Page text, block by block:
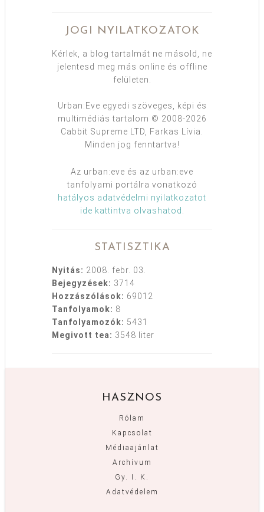
JOGI NYILATKOZATOK
Kérlek, a blog tartalmát ne másold, ne
jelentesd meg más online és offline
felületen.
Urban:Eve egyedi szöveges, képi és
multimédiás tartalom © 2008-2026
Cabbit Supreme LTD, Farkas Lívia.
Minden jog fenntartva!
Az urban:eve és az urban:eve
tanfolyami portálra vonatkozó
hatályos adatvédelmi nyilatkozatot
ide kattintva olvashatod
STATISZTIKA
Nyitás: 2008. febr. 03.
Bejegyzések: 3714
Hozzászólások: 69012
Tanfolyamok: 8
Tanfolyamozók: 5431
Megivott tea: 3548 liter
HASZNOS
Rólam
Kapcsolat
Médiaajánlat
Archívum
Gy. I. K.
Adatvédelem